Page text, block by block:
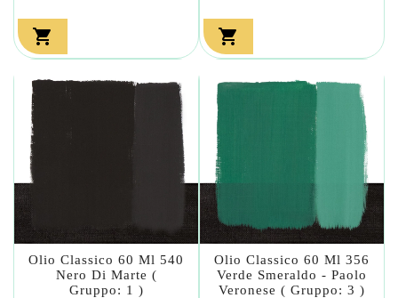
 
Olio Classico 60 Ml 540
Nero Di Marte (
Gruppo: 1 )
Olio Classico 60 Ml 356
Verde Smeraldo - Paolo
Veronese ( Gruppo: 3 )